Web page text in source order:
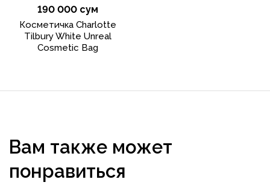
190 000 сум
Косметичка Charlotte
Tilbury White Unreal
Cosmetic Bag
Вам также может
понравиться